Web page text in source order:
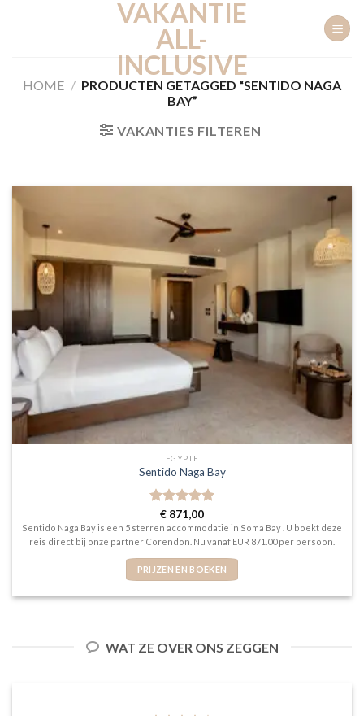
VAKANTIE
ALL-
INCLUSIVE
HOME / PRODUCTEN GETAGGED “SENTIDO NAGA
BAY”
VAKANTIES FILTEREN
EGYPTE
Sentido Naga Bay
Gewaardeerd
5uit 5
€ 871,00
Sentido Naga Bay is een 5 sterren accommodatie in Soma Bay . U boekt deze
reis direct bij onze partner Corendon. Nu vanaf EUR 871.00 per persoon.
PRIJZEN EN BOEKEN
WAT ZE OVER ONS ZEGGEN